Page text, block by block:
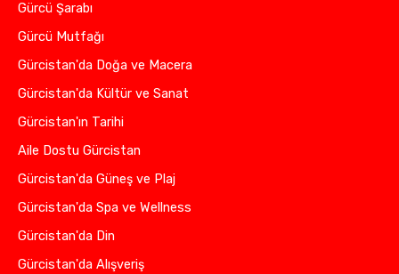
Gürcü Şarabı
Gürcü Mutfağı
Gürcistan'da Doğa ve Macera
Gürcistan'da Kültür ve Sanat
Gürcistan'ın Tarihi
Aile Dostu Gürcistan
Gürcistan'da Güneş ve Plaj
Gürcistan'da Spa ve Wellness
Gürcistan'da Din
Gürcistan'da Alışveriş